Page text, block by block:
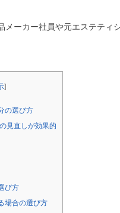
メーカー社員や元エステティ
]
の選び方
見直しが効果的
び方
場合の選び方